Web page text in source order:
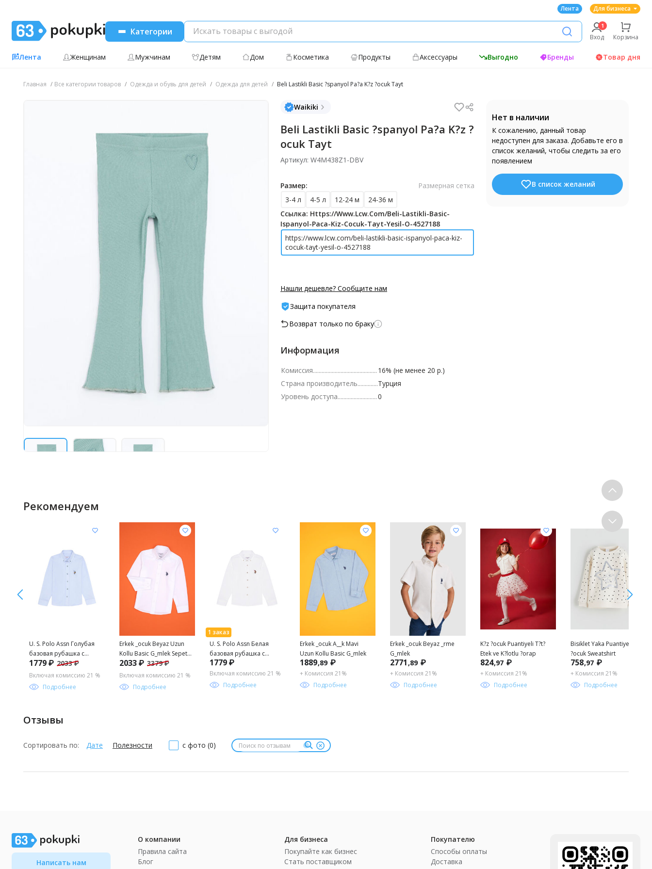
Лента Для бизнеса
Категории
Вход Корзина
Лента Женщинам Мужчинам Детям Дом Косметика Продукты Аксессуары Выгодно Бренды Товар дня
Главная Все категории товаров Одежда и обувь для детей Одежда для детей Beli Lastikli Basic ?spanyol Pa?a K?z ?ocuk Tayt
Waikiki
Beli Lastikli Basic ?spanyol Pa?a K?z ?
ocuk Tayt
Артикул: W4M438Z1-DBV
Размер:
Размерная сетка
3-4 л
4-5 л 12-24 м
24-36 м
Ссылка: Https://www.lcw.com/beli-Lastikli-Basic-
Ispanyol-Paca-Kiz-Cocuk-Tayt-Yesil-O-4527188
https://www.lcw.com/beli-lastikli-basic-ispanyol-paca-kiz-
cocuk-tayt-yesil-o-4527188
Нет в наличии
К сожалению, данный товар
недоступен для заказа. Добавьте его в
список желаний, чтобы следить за его
появлением
В список желаний
Нашли дешевле? Сообщите нам
Защита покупателя
Возврат только по браку
Информация
Комиссия
16% (не менее 20 р.)
Страна производитель
Турция
Уровень доступа
0
Рекомендуем
U. S. Polo Assn Голубая
базовая рубашка с
длинным рукавом для
мальчика
1779 ₽ 2033 ₽
Включая комиссию 21 %
Подробнее
Erkek _ocuk Beyaz Uzun
Kollu Basic G_mlek Sepette
S_rpriz _ndirim
2033 ₽ 3379 ₽
Включая комиссию 21 %
Подробнее
U. S. Polo Assn Белая
базовая рубашка с
длинным рукавом для
мальчика
1779 ₽
Включая комиссию 21 %
Подробнее
Erkek _ocuk A__k Mavi
Uzun Kollu Basic G_mlek
1889,89 ₽
+ Комиссия 21%
Подробнее
Erkek _ocuk Beyaz _rme
G_mlek
2771,89 ₽
+ Комиссия 21%
Подробнее
K?z ?ocuk Puantiyeli T?t?
Etek ve K?lotlu ?orap
824,97 ₽
+ Комиссия 21%
Подробнее
Bisiklet Yaka Puantiyeli K?z
?ocuk Sweatshirt
758,97 ₽
+ Комиссия 21%
Подробнее
Отзывы
Сортировать по: Дате Полезности с фото (0)
Написать нам
О компании
Правила сайта
Блог
Для бизнеса
Покупайте как бизнес
Стать поставщиком
Покупателю
Способы оплаты
Доставка